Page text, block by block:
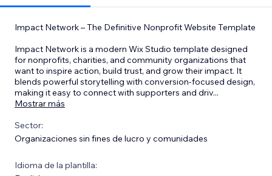
Impact Network – The Definitive Nonprofit Website Template
Impact Network is a modern Wix Studio template designed
for nonprofits, charities, and community organizations that
want to inspire action, build trust, and grow their impact. It
blends powerful storytelling with conversion-focused design,
making it easy to connect with supporters and driv...
Mostrar más
Sector:
Organizaciones sin fines de lucro y comunidades
Idioma de la plantilla: